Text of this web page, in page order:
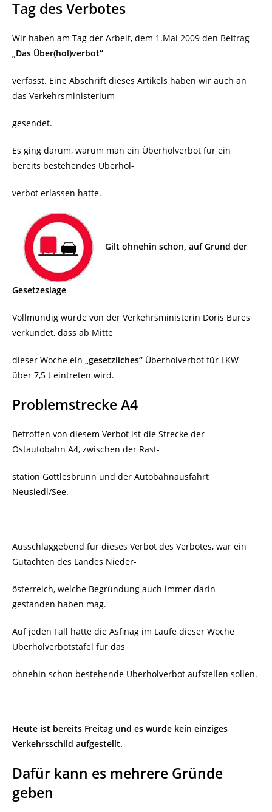
Tag des Verbotes
Wir haben am Tag der Arbeit, dem 1.Mai 2009 den Beitrag
„Das Über(hol)verbot“
verfasst. Eine Abschrift dieses Artikels haben wir auch an
das Verkehrsministerium
gesendet.
Es ging darum, warum man ein Überholverbot für ein
bereits bestehendes Überhol-
verbot erlassen hatte.
Gilt ohnehin schon, auf Grund der
Gesetzeslage
Vollmundig wurde von der Verkehrsministerin Doris Bures
verkündet, dass ab Mitte
dieser Woche ein „gesetzliches“ Überholverbot für LKW
über 7,5 t eintreten wird.
Problemstrecke A4
Betroffen von diesem Verbot ist die Strecke der
Ostautobahn A4, zwischen der Rast-
station Göttlesbrunn und der Autobahnausfahrt
Neusiedl/See.
Ausschlaggebend für dieses Verbot des Verbotes, war ein
Gutachten des Landes Nieder-
österreich, welche Begründung auch immer darin
gestanden haben mag.
Auf jeden Fall hätte die Asfinag im Laufe dieser Woche
Überholverbotstafel für das
ohnehin schon bestehende Überholverbot aufstellen sollen.
Heute ist bereits Freitag und es wurde kein einziges
Verkehrsschild aufgestellt.
Dafür kann es mehrere Gründe
geben